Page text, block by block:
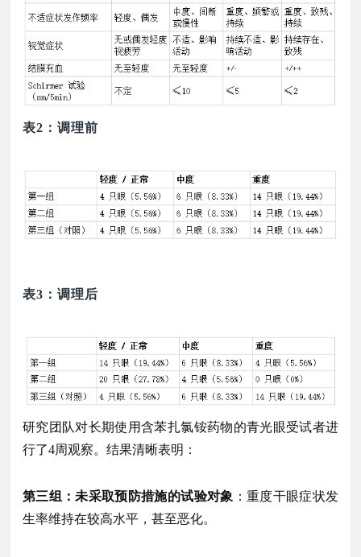
表2：调理前
表3：调理后
研究团队对长期使用含苯扎氯铵药物的青光眼受试者进
行了4周观察。结果清晰表明：
第三组：未采取预防措施的试验对象 ：重度干眼症状发
生率维持在较高水平，甚至恶化。